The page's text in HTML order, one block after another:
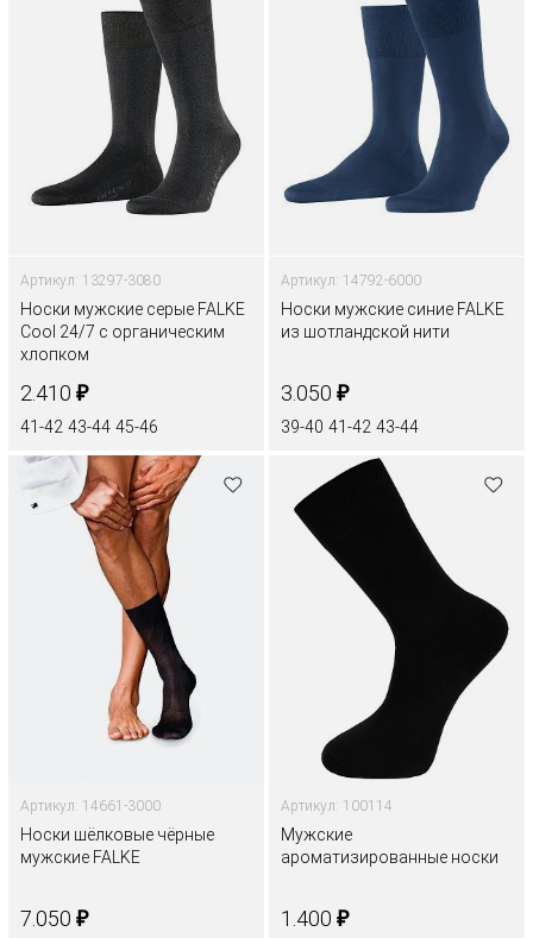
Артикул: 13297-3080
Носки мужские серые FALKE
Cool 24/7 с органическим
хлопком
2.410 ₽
41-42 43-44 45-46
Артикул: 14792-6000
Носки мужские синие FALKE
из шотландской нити
3.050 ₽
39-40 41-42 43-44
Артикул: 14661-3000
Носки шёлковые чёрные
мужские FALKE
7.050 ₽
Артикул: 100114
Мужские
ароматизированные носки
1.400 ₽